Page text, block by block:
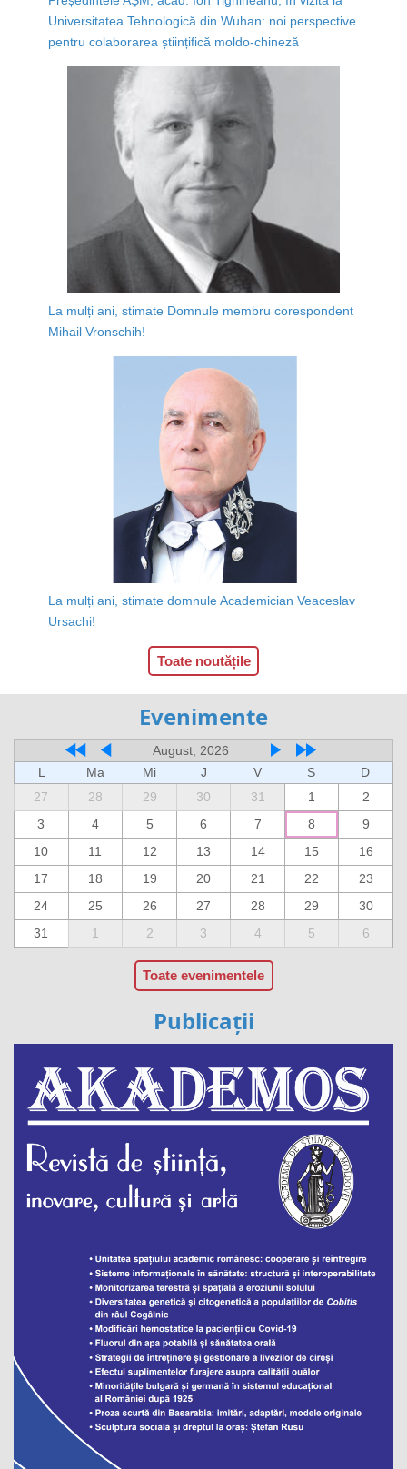
Universitatea Tehnologică din Wuhan: noi perspective
pentru colaborarea științifică moldo-chineză
La mulți ani, stimate Domnule membru corespondent
Mihail Vronschih!
La mulți ani, stimate domnule Academician Veaceslav
Ursachi!
Toate noutățile
Evenimente
August, 2026
L
Ma Mi J V S
D
27
28 29 30 31 1
2
3
4 5 6 7 8
9
10
11 12 13 14 15
16
17
18 19 20 21 22
23
24
25 26 27 28 29
30
31
1 2 3 4 5 6
Toate evenimentele
Publicații